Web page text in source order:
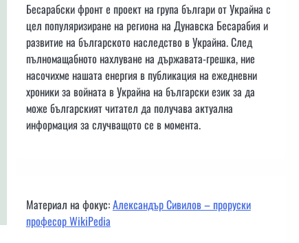
Бесарабски фронт е проект на група българи от Украйна с
цел популяризиране на региона на Дунавска Бесарабия и
развитие на българското наследство в Украйна. След
пълномащабното нахлуване на държавата-грешка, ние
насочихме нашата енергия в публикация на ежедневни
хроники за войната в Украйна на български език за да
може българският читател да получава актуална
информация за случващото се в момента.
Материал на фокус:Александър Сивилов – проруски
професор WikiPedia